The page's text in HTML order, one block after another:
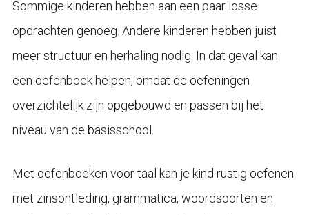
Sommige kinderen hebben aan een paar losse
opdrachten genoeg. Andere kinderen hebben juist
meer structuur en herhaling nodig. In dat geval kan
een oefenboek helpen, omdat de oefeningen
overzichtelijk zijn opgebouwd en passen bij het
niveau van de basisschool.
Met oefenboeken voor taal kan je kind rustig oefenen
met zinsontleding, grammatica, woordsoorten en